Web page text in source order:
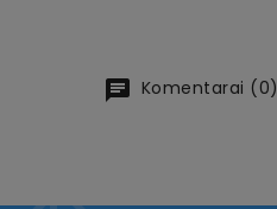
Komentarai (0)